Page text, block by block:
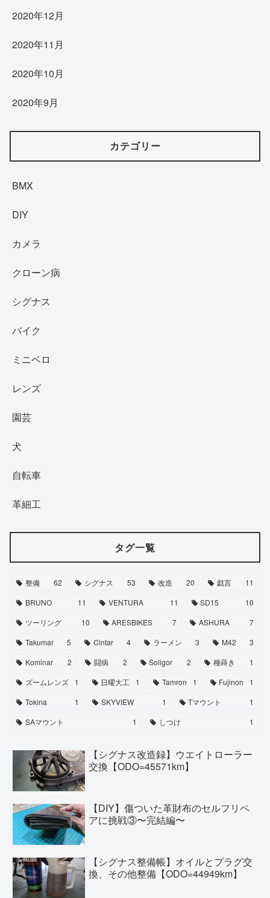
2020年12月
2020年11月
2020年10月
2020年9月
カテゴリー
BMX
DIY
カメラ
クローン病
シグナス
バイク
ミニベロ
レンズ
園芸
犬
自転車
革細工
タグ一覧
整備 62 シグナス 53 改造 20 戯言
11
BRUNO
11 VENTURA 11 SD15
10
ツーリング
10 ARESBIKES 7 ASHURA
7
Takumar
5 Cintar 4 ラーメン 3 M42
3
Kominar
2 闘病 2 Soligor 2 種蒔き
1
ズームレンズ
1 日曜大工 1 Tamron 1 Fujinon
1
Tokina
1 SKYVIEW 1 Tマウント
1
SAマウント
1 しつけ 1
【シグナス改造録】ウエイトローラー
交換【ODO=45571km】
【DIY】傷ついた革財布のセルフリペ
アに挑戦③〜完結編〜
【シグナス整備帳】オイルとプラグ交
換、その他整備【ODO=44949km】